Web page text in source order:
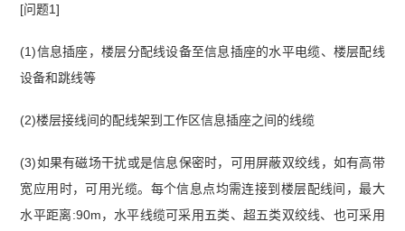
[问题1]
(1)信息插座，楼层分配线设备至信息插座的水平电缆、楼层配线
设备和跳线等
(2)楼层接线间的配线架到工作区信息插座之间的线缆
(3)如果有磁场干扰或是信息保密时，可用屏蔽双绞线，如有高带
宽应用时，可用光缆。每个信息点均需连接到楼层配线间，最大
水平距离:90m，水平线缆可采用五类、超五类双绞线、也可采用